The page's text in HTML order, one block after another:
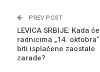
PREV POST
LEVICA SRBIJE: Kada će
radnicima „14. oktobra“
biti isplaćene zaostale
zarade?